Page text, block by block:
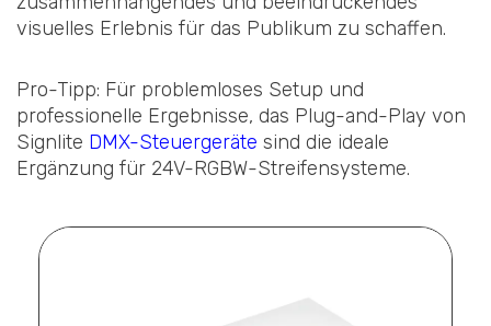
visuelles Erlebnis für das Publikum zu schaffen.
Pro-Tipp: Für problemloses Setup und
professionelle Ergebnisse, das Plug-and-Play von
Signlite DMX-Steuergeräte sind die ideale
Ergänzung für 24V-RGBW-Streifensysteme.